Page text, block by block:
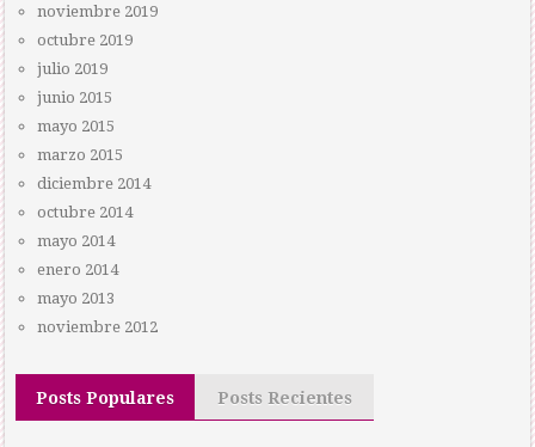
noviembre 2019
octubre 2019
julio 2019
junio 2015
mayo 2015
marzo 2015
diciembre 2014
octubre 2014
mayo 2014
enero 2014
mayo 2013
noviembre 2012
Posts Populares Posts Recientes